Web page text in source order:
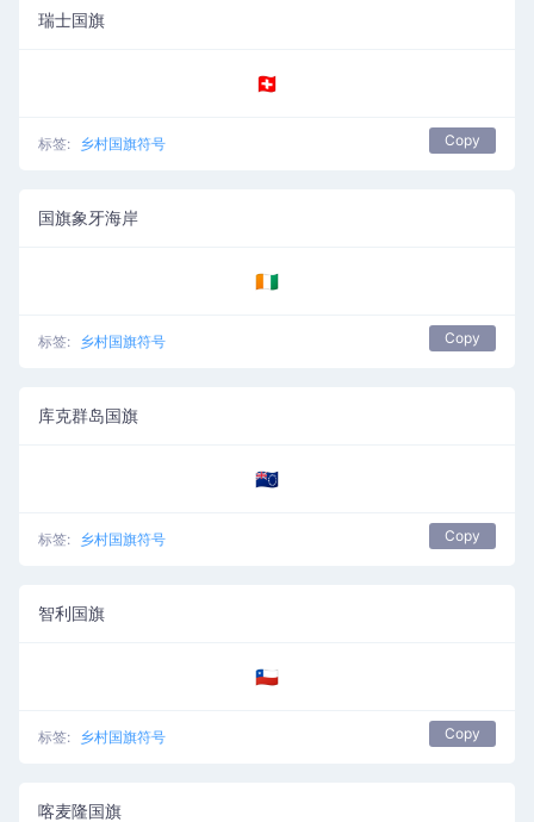
瑞士国旗
🇨🇭
标签: 乡村国旗符号 Copy
国旗象牙海岸
🇨🇮
标签: 乡村国旗符号 Copy
库克群岛国旗
🇨🇰
标签: 乡村国旗符号 Copy
智利国旗
🇨🇱
标签: 乡村国旗符号 Copy
喀麦隆国旗